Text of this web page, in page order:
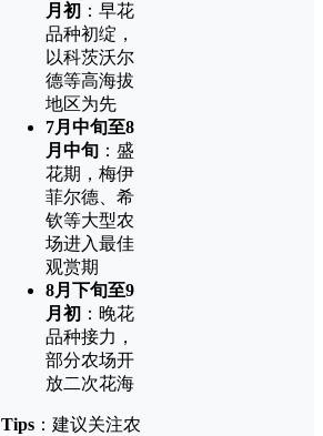
月初 ：早花
品种初绽，
以科茨沃尔
德等高海拔
地区为先
7月中旬至8
月中旬 ：盛
花期，梅伊
菲尔德、希
钦等大型农
场进入最佳
观赏期
8月下旬至9
月初 ：晚花
品种接力，
部分农场开
放二次花海
Tips ：建议关注农